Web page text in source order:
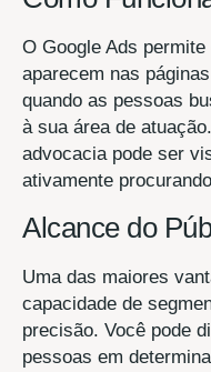
O Google Ads
aparecem nas
quando as pessoas
à sua área de
advocacia pode ser
ativamente
Alcance do
Uma das maiores
capacidade de
precisão. Você pode
pessoas em